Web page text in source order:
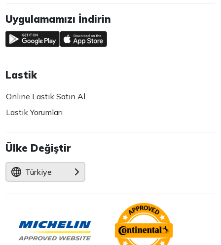
Uygulamamızı İndirin
Lastik
Online Lastik Satın Al
Lastik Yorumları
Ülke Değiştir
Türkiye